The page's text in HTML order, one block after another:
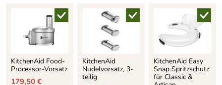
KitchenAid Food-
Processor-Vorsatz
179,50 €
KitchenAid
Nudelvorsatz, 3-
teilig
KitchenAid Easy
Snap Spritzschutz
für Classic &